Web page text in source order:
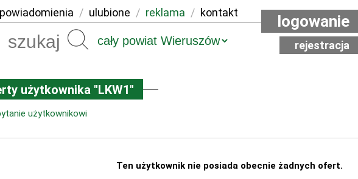
powiadomienia / ulubione / reklama / kontakt
Szukaj
logowanie
rejestracja
użytkownika "LKW1"
użytkownikowi
Ten użytkownik nie posiada obecnie żadnych ofert.